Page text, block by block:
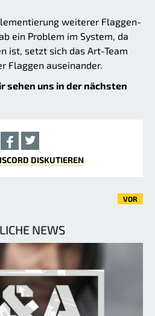
weiterer Flaggen-
ein Problem im System, da
ist, setzt sich das Art-Team
Flaggen auseinander.
sehen uns in der nächsten
DISKUTIEREN
VOR
NEWS